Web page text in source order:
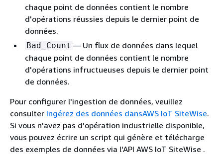
chaque point de données contient le nombre
d'opérations réussies depuis le dernier point de
données.
Bad_Count — Un flux de données dans lequel
chaque point de données contient le nombre
d'opérations infructueuses depuis le dernier point
de données.
Pour configurer l'ingestion de données, veuillez
consulter Ingérez des données dansAWS IoT SiteWise.
Si vous n'avez pas d'opération industrielle disponible,
vous pouvez écrire un script qui génère et télécharge
des exemples de données via l'API AWS IoT SiteWise .